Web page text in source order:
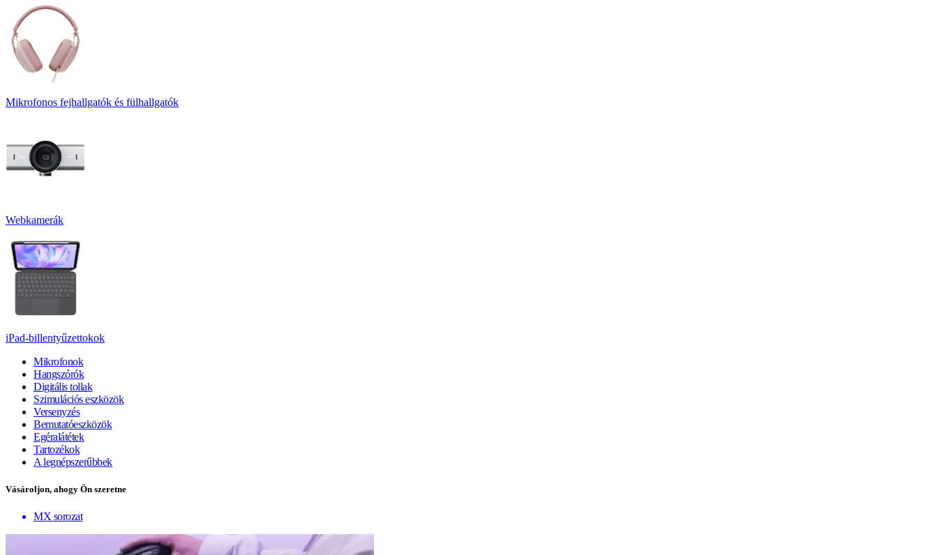
Mikrofonos fejhallgatók és fülhallgatók
Webkamerák
iPad-billentyűzettokok
Mikrofonok
Hangszórók
Digitális tollak
Szimulációs eszközök
Versenyzés
Bemutatóeszközök
Egéralátétek
Tartozékok
A legnépszerűbbek
Vásároljon, ahogy Ön szeretne
MX sorozat